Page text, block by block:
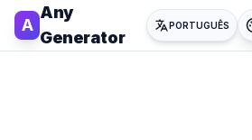
A
Any
Generator
PORTUGUÊS